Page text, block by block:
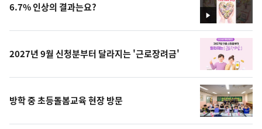
영
상
6.7% 인상의 결과는요?
2027년 9월 신청분부터 달라지는 '근로장려금'
방학 중 초등돌봄교육 현장 방문